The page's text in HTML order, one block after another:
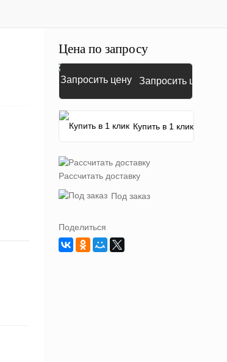
Цена по запросу
Запросить цену
Купить в 1 клик
Рассчитать доставку
Под заказ
Поделиться